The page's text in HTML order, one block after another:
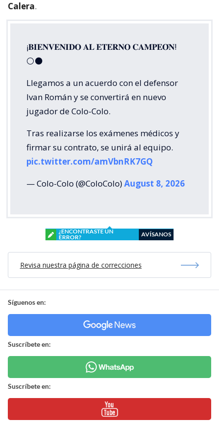
Calera.
¡𝐁𝐈𝐄𝐍𝐕𝐄𝐍𝐈𝐃𝐎 𝐀𝐋 𝐄𝐓𝐄𝐑𝐍𝐎 𝐂𝐀𝐌𝐏𝐄𝐎́𝐍!
⚪⚫
Llegamos a un acuerdo con el defensor
Ivan Román y se convertirá en nuevo
jugador de Colo-Colo.
Tras realizarse los exámenes médicos y
firmar su contrato, se unirá al equipo.
pic.twitter.com/amVbnRK7GQ
— Colo-Colo (@ColoColo)August 8, 2026
¿ENCONTRASTE UN
ERROR?
AVÍSANOS
Revisa nuestra página de correcciones
Síguenos en:
Suscríbete en:
Suscríbete en: